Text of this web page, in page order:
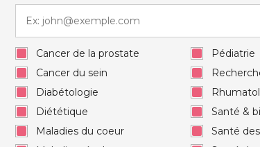
Cancer de la prostate
Cancer du sein
Diabétologie
Diététique
Maladies du coeur
Pédiatrie
Santé &
Santé